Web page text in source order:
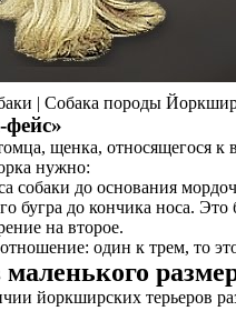
| Собака породы
щенка, относящегося
нужно:
собаки до основания
бугра до кончика носа. Это
на второе.
один к трем, то
йоркширских терьеров